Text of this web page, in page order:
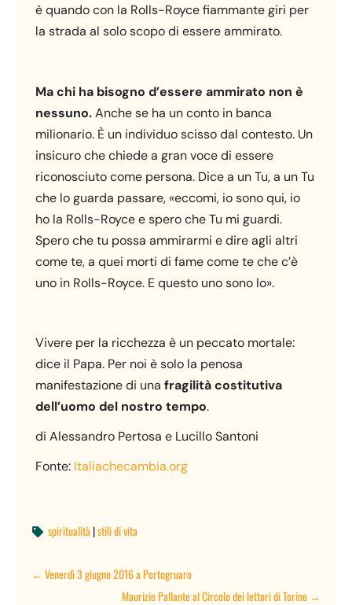
è quando con la Rolls-Royce fiammante giri per
la strada al solo scopo di essere ammirato.
Ma chi ha bisogno d’essere ammirato non è
nessuno.Anche se ha un conto in banca
milionario. È un individuo scisso dal contesto. Un
insicuro che chiede a gran voce di essere
riconosciuto come persona. Dice a un Tu, a un Tu
che lo guarda passare, «eccomi, io sono qui, io
ho la Rolls-Royce e spero che Tu mi guardi.
Spero che tu possa ammirarmi e dire agli altri
come te, a quei morti di fame come te che c’è
uno in Rolls-Royce. E questo uno sono Io».
Vivere per la ricchezza è un peccato mortale:
dice il Papa. Per noi è solo la penosa
manifestazione di unafragilità costitutiva
dell’uomo del nostro tempo.
di Alessandro Pertosa e Lucillo Santoni
Fonte: Italiachecambia.org
 spiritualità |stili di vita
←Venerdì 3 giugno 2016 a Portogruaro
Maurizio Pallante al Circolo dei lettori di Torino→